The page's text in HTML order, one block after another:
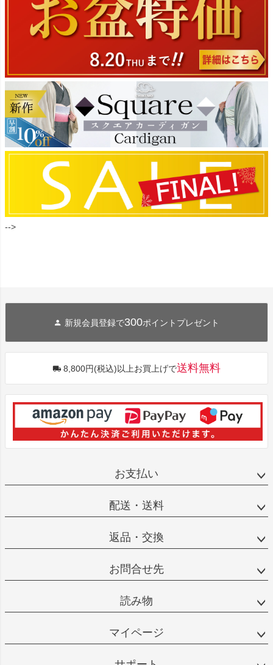
-->
新規会員登録で300ポイントプレゼント
8,800円(税込)以上お買上げで送料無料
お支払い
配送・送料
返品・交換
お問合せ先
読み物
マイページ